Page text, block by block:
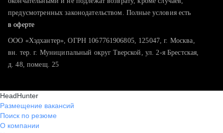
предусмотренных законодательством. Полные условия есть
в оферте
ООО «Хэдхантер», ОГРН 1067761906805, 125047, г. Москва,
вн. тер. г. Муниципальный округ Тверской, ул. 2-я Брестская,
д. 48, помещ. 25
HeadHunter
Размещение вакансий
Поиск по резюме
О компании